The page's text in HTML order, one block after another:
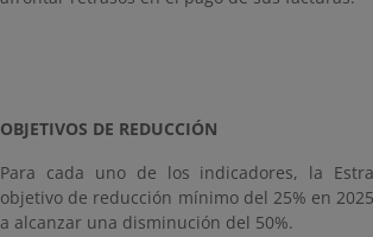
OBJETIVOS DE REDUCCIÓN
Para cada uno de los indicadores, la
objetivo de reducción mínimo del 25% en
a alcanzar una disminución del 50%.